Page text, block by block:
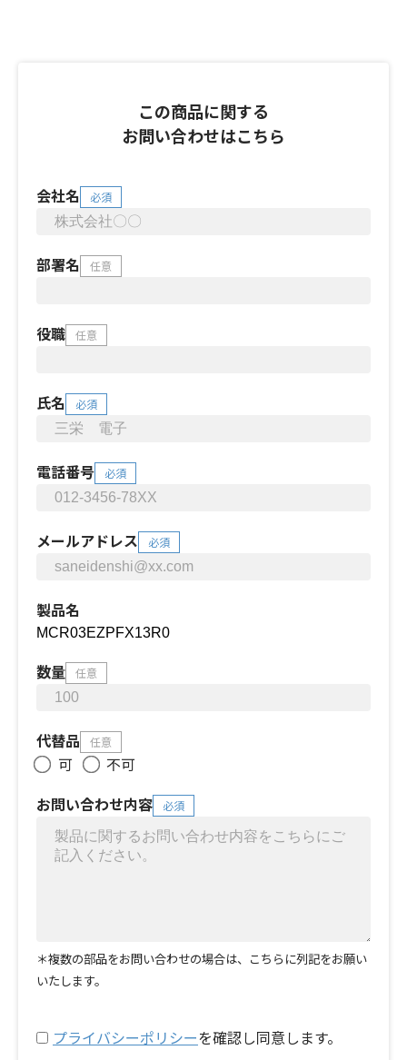
この商品に関する
お問い合わせはこちら
会社名 必須
部署名 任意
役職 任意
氏名 必須
電話番号 必須
メールアドレス 必須
製品名
数量 任意
代替品 任意
可
不可
お問い合わせ内容
必須
＊複数の部品をお問い合わせの場合は、こちらに列記をお願い
いたします。
プライバシーポリシーを確認し同意します。